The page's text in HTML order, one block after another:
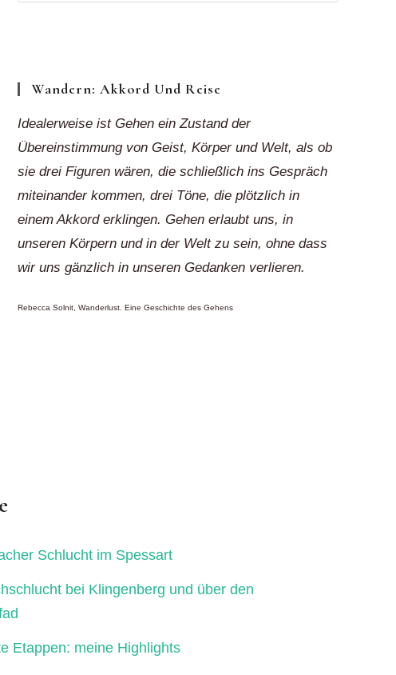
Regionen
Wandern: Akkord Und Reise
Idealerweise ist Gehen ein Zustand der
Übereinstimmung von Geist, Körper und Welt, als ob
sie drei Figuren wären, die schließlich ins Gespräch
miteinander kommen, drei Töne, die plötzlich in
einem Akkord erklingen. Gehen erlaubt uns, in
unseren Körpern und in der Welt zu sein, ohne dass
wir uns gänzlich in unseren Gedanken verlieren.
Rebecca Solnit, Wanderlust. Eine Geschichte des Gehens
Schlucht im Spessart
bei Klingenberg und über den
Etappen: meine Highlights